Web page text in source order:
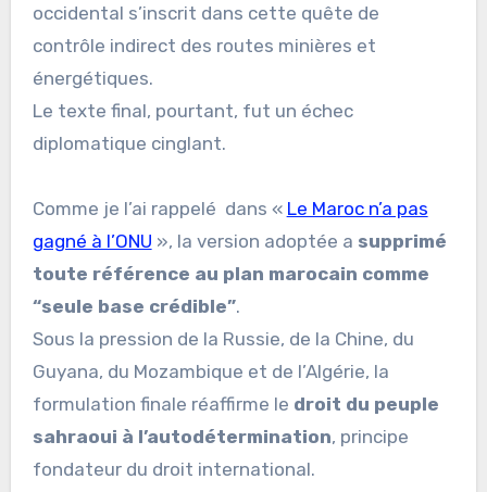
occidental s’inscrit dans cette quête de
contrôle indirect des routes minières et
énergétiques.
Le texte final, pourtant, fut un échec
diplomatique cinglant.
Comme je l’ai rappelé dans « Le Maroc n’a pas
gagné à l’ONU », la version adoptée a supprimé
toute référence au plan marocain comme
“seule base crédible”.
Sous la pression de la Russie, de la Chine, du
Guyana, du Mozambique et de l’Algérie, la
formulation finale réaffirme le droit du peuple
sahraoui à l’autodétermination, principe
fondateur du droit international.